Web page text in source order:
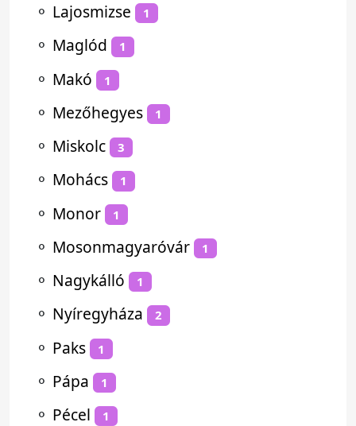
⚬ Lajosmizse 1
⚬ Maglód 1
⚬ Makó 1
⚬ Mezőhegyes 1
⚬ Miskolc 3
⚬ Mohács 1
⚬ Monor 1
⚬ Mosonmagyaróvár 1
⚬ Nagykálló 1
⚬ Nyíregyháza 2
⚬ Paks 1
⚬ Pápa 1
⚬ Pécel 1